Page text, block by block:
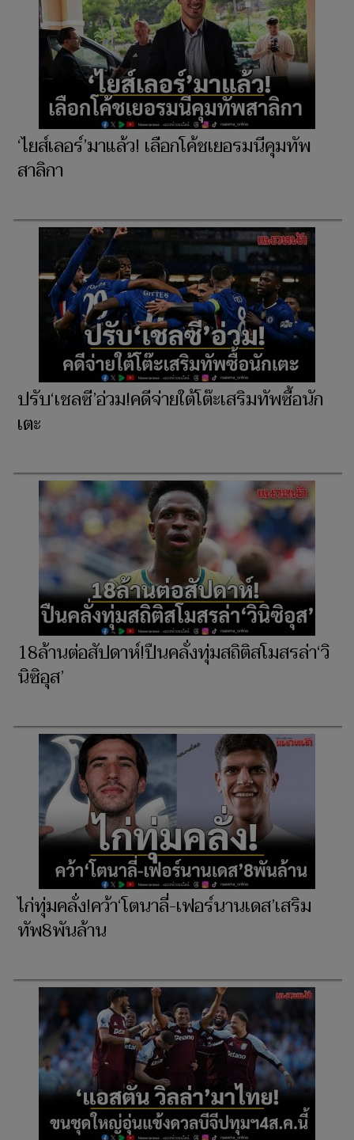
‘ไยส์เลอร์’มาแล้ว! เลือกโค้ชเยอรมนีคุมทัพ
สาลิกา
ปรับ‘เชลซี’อ่วม!คดีจ่ายใต้โต๊ะเสริมทัพซื้อนัก
เตะ
18ล้านต่อสัปดาห์!ปืนคลั่งทุ่มสถิติสโมสรล่า‘วิ
นิซิอุส’
ไก่ทุ่มคลั่ง!คว้า‘โตนาลี่-เฟอร์นานเดส’เสริม
ทัพ8พันล้าน